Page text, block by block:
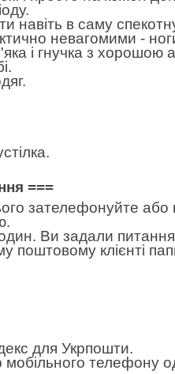
в саму
невагомими -
і гнучка з хорошою
===
зателефонуйте або
Ви задали
поштовому клієнті
для Укрпошти.
мобільного телефону